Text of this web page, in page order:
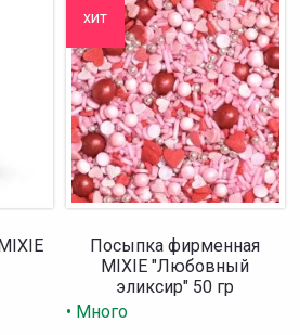
хит
Посыпка фирменная
MIXIE "Любовный
эликсир" 50 гр
• Много